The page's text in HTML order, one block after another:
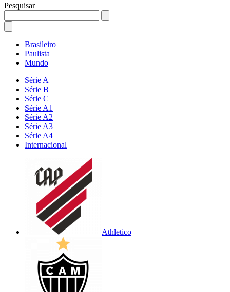
Pesquisar
Brasileiro
Paulista
Mundo
Série A
Série B
Série C
Série A1
Série A2
Série A3
Série A4
Internacional
Athletico